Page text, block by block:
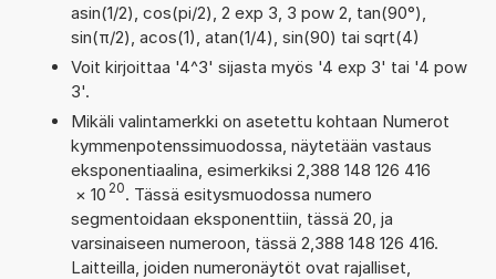
asin(1/2), cos(pi/2), 2 exp 3, 3 pow 2, tan(90°),
sin(π/2), acos(1), atan(1/4), sin(90) tai sqrt(4)
Voit kirjoittaa '4^3' sijasta myös '4 exp 3' tai '4 pow
3'.
Mikäli valintamerkki on asetettu kohtaan Numerot
kymmenpotenssimuodossa, näytetään vastaus
eksponentiaalina, esimerkiksi 2,388 148 126 416
× 10 20. Tässä esitysmuodossa numero
segmentoidaan eksponenttiin, tässä 20, ja
varsinaiseen numeroon, tässä 2,388 148 126 416.
Laitteilla, joiden numeronäytöt ovat rajalliset,